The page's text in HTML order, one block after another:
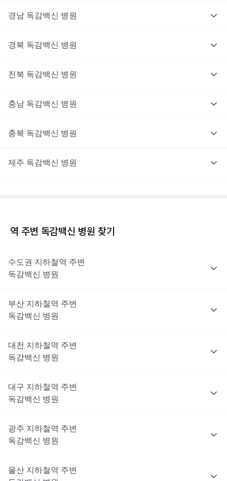
경남 독감백신 병원
경북 독감백신 병원
전북 독감백신 병원
충남 독감백신 병원
충북 독감백신 병원
제주 독감백신 병원
역 주변 독감백신 병원 찾기
수도권 지하철역 주변
독감백신
병원
부산 지하철역 주변
독감백신
병원
대전 지하철역 주변
독감백신
병원
대구 지하철역 주변
독감백신
병원
광주 지하철역 주변
독감백신
병원
울산 지하철역 주변